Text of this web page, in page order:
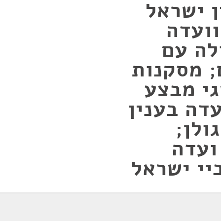
ישראל
עם
מסקנות
מבצע
בענין
ישראל